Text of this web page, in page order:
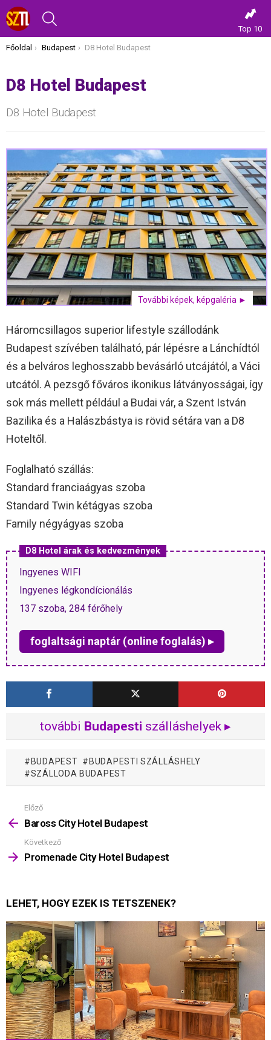
Top 10
Itt vagy most:
Főoldal Budapest D8 Hotel Budapest
D8 Hotel Budapest
D8 Hotel Budapest
További képek, képgaléria ►
Háromcsillagos superior lifestyle szállodánk
Budapest szívében található, pár lépésre a Lánchídtól
és a belváros leghosszabb bevásárló utcájától, a Váci
utcától. A pezsgő főváros ikonikus látványosságai, így
sok más mellett például a Budai vár, a Szent István
Bazilika és a Halászbástya is rövid sétára van a D8
Hoteltől.
Foglalható szállás:
Standard franciaágyas szoba
Standard Twin kétágyas szoba
Family négyágyas szoba
D8 Hotel árak és kedvezmények
Ingyenes WIFI
Ingyenes légkondícionálás
137 szoba, 284 férőhely
foglaltsági naptár (online foglalás) ▸
további Budapesti szálláshelyek ▸
BUDAPEST
BUDAPESTI SZÁLLÁSHELY
SZÁLLODA BUDAPEST
Mutass
többet
Előző
Baross City Hotel Budapest
Következő
Promenade City Hotel Budapest
LEHET, HOGY EZEK IS TETSZENEK?